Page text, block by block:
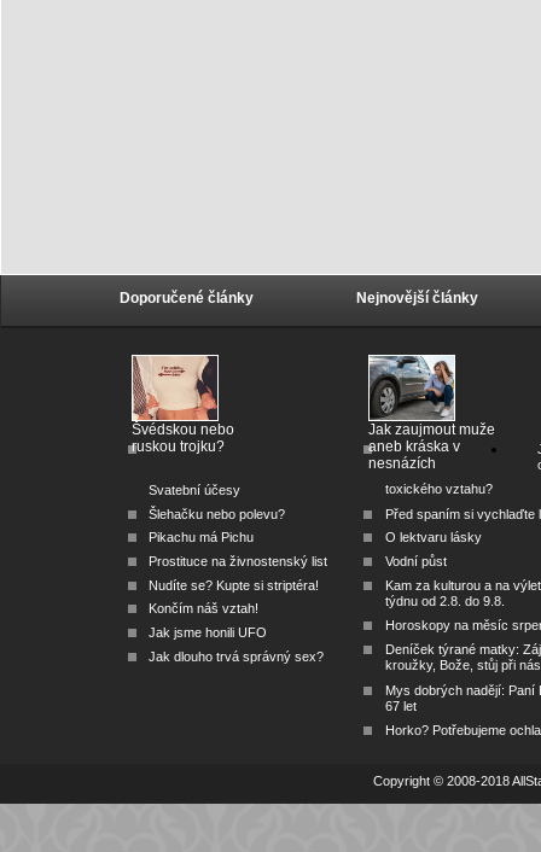
Doporučené články
Švédskou nebo
ruskou trojku?
Svatební účesy
Šlehačku nebo polevu?
Pikachu má Pichu
Prostituce na živnostenský list
Nudíte se? Kupte si striptéra!
Končím náš vztah!
Jak jsme honili UFO
Jak dlouho trvá správný sex?
Nejnovější články
Jak zaujmout muže
aneb kráska v
nesnázích
toxického vztahu?
Před spaním si vychlaďte
O lektvaru lásky
Vodní půst
Kam za kulturou a na
týdnu od 2.8. do 9.8.
Horoskopy na měsíc
Deníček týrané matky:
kroužky, Bože, stůj při nás
Mys dobrých nadějí: Paní
67 let
Horko? Potřebujeme
Copyright © 2008-2018